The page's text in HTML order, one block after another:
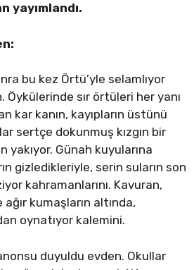
yayımlandı.
bu kez Örtü’yle selamlıyor
Öykülerinde sır örtüleri her yanı
kar kanın, kayıpların üstünü
sertçe dokunmuş kızgın bir
yakıyor. Günah kuyularına
gizledikleriyle, serin suların son
kahramanlarını. Kavuran,
kumaşların altında,
oynatıyor kalemini.
duyuldu evden. Okullar